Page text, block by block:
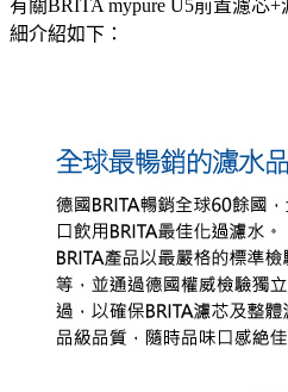
有關BRITA mypure U5前置濾芯
細介紹如下：